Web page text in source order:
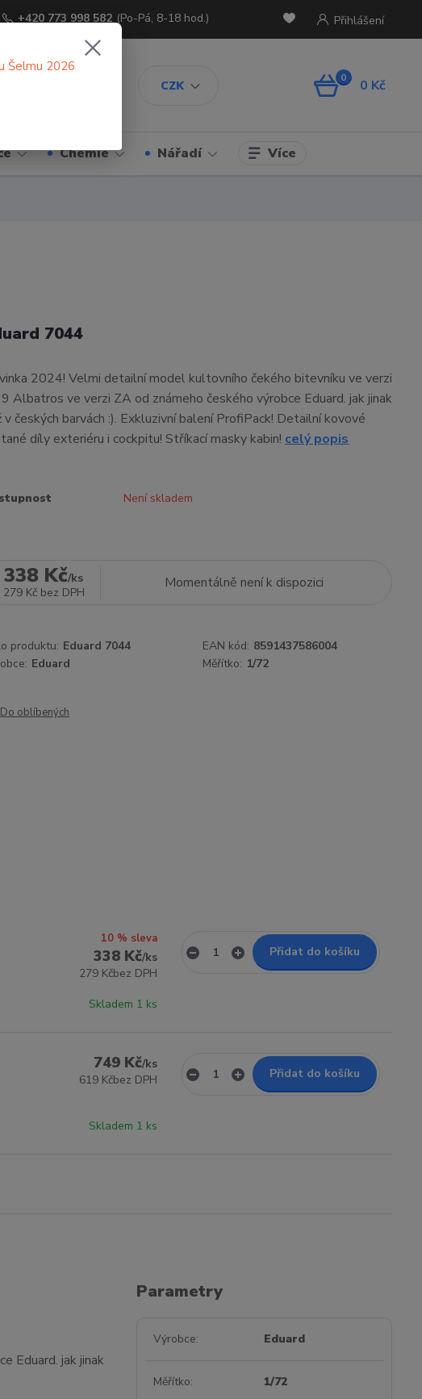
CZK
Přihlášení
+420 773 998 582 (Po-Pá, 8-18 hod.)
0 0 Kč
Chemie Nářadí Více
7044
2024! Velmi detailní model kultovního čekého bitevníku ve verzi
Albatros ve verzi ZA od známeho českého výrobce Eduard. jak jinak
v českých barvách :). Exkluzivní balení ProfiPack! Detailní kovové
díly exteriéru i cockpitu! Stříkací masky kabin! celý popis
Není skladem
338 Kč/ks
279 Kč bez DPH
Momentálně není k dispozici
produktu: Eduard 7044 EAN kód: 8591437586004
Eduard Měřítko: 1/72
Do oblíbených
10 % sleva
338 Kč/ks
279 Kčbez DPH
Skladem 1 ks
Přidat do košíku
749 Kč/ks
619 Kčbez DPH
Skladem 1 ks
Přidat do košíku
Eduard. jak jinak
Parametry
Výrobce Eduard
Měřítko 1/72
Šelmu 2026